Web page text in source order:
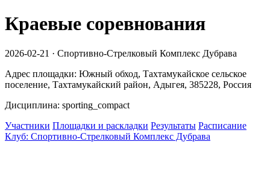
Краевые соревнования
2026-02-21 · Спортивно-Стрелковый Комплекс Дубрава
Адрес площадки: Южный обход, Тахтамукайское сельское
поселение, Тахтамукайский район, Адыгея, 385228, Россия
Дисциплина: sporting_compact
Участники Площадки и раскладки Результаты Расписание
Клуб: Спортивно-Стрелковый Комплекс Дубрава